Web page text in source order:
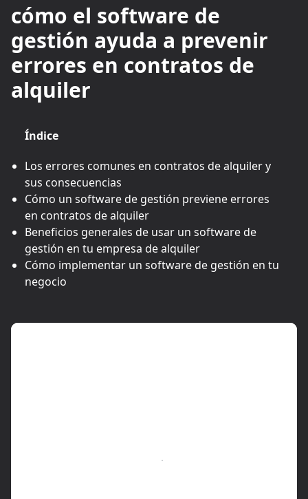
cómo el software de
gestión ayuda a prevenir
errores en contratos de
alquiler
Índice
Los errores comunes en contratos de alquiler y
sus consecuencias
Cómo un software de gestión previene errores
en contratos de alquiler
Beneficios generales de usar un software de
gestión en tu empresa de alquiler
Cómo implementar un software de gestión en tu
negocio